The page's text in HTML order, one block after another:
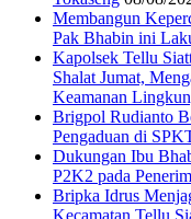
Membangun
Pak Bhabin ini
Kapolsek Tellu
Shalat Jumat,
Keamanan
Brigpol Rudianto
Pengaduan di
Dukungan Ibu
P2K2 pada
Bripka Idrus